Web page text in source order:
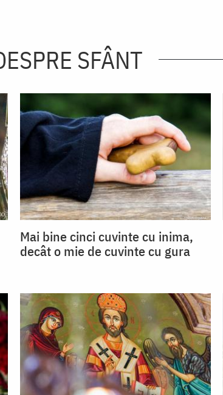
SFÂNT
Mai bine cinci cuvinte cu inima,
decât o mie de cuvinte cu gura